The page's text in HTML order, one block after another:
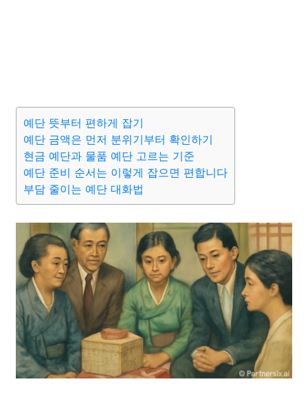
예단 뜻부터 편하게 잡기
예단 금액은 먼저 분위기부터 확인하기
현금 예단과 물품 예단 고르는 기준
예단 준비 순서는 이렇게 잡으면 편합니다
부담 줄이는 예단 대화법